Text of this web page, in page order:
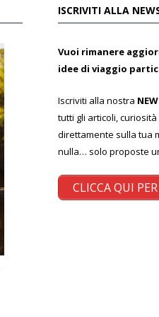
ISCRIVITI ALLA
Vuoi rimanere
idee di viaggio
Iscriviti alla nostra
tutti gli articoli,
direttamente sulla tua
nulla… solo proposte
CLICCA QUI